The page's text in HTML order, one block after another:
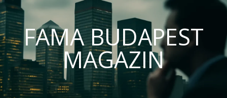
FAMA BUDAPEST
MAGAZIN